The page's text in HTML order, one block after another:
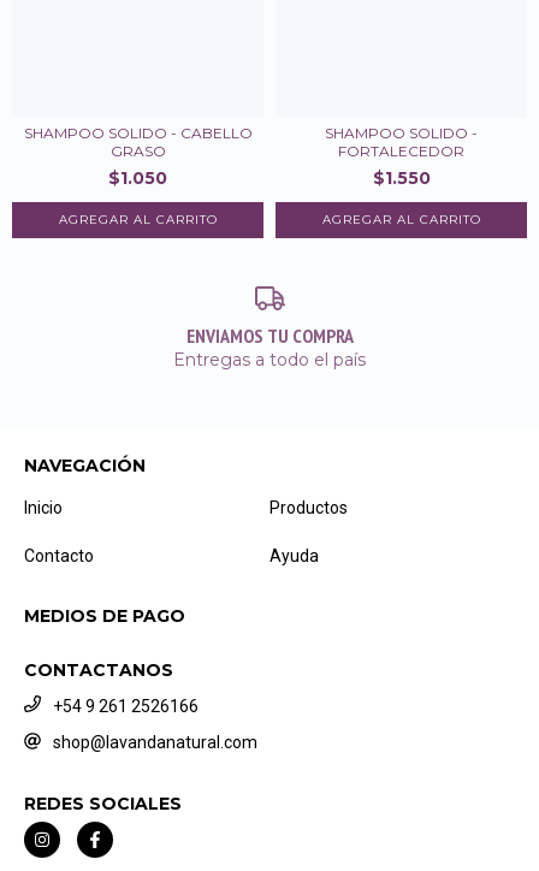
SHAMPOO SOLIDO - CABELLO
GRASO
$1.050
SHAMPOO SOLIDO -
FORTALECEDOR
$1.550
ENVIAMOS TU COMPRA
Entregas a todo el país
NAVEGACIÓN
Inicio Productos
Contacto Ayuda
MEDIOS DE PAGO
CONTACTANOS
+54 9 261 2526166
shop@lavandanatural.com
REDES SOCIALES